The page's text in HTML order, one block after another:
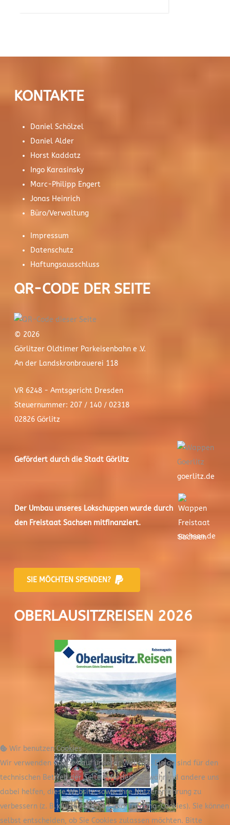
KONTAKTE
Daniel Schölzel
Daniel Alder
Horst Kaddatz
Ingo Karasinsky
Marc-Philipp Engert
Jonas Heinrich
Büro/Verwaltung
Impressum
Datenschutz
Haftungsausschluss
QR-CODE DER SEITE
© 2026
Görlitzer Oldtimer Parkeisenbahn e .V.
An der Landskronbrauerei 118
VR 6248 - Amtsgericht Dresden
Steuernummer: 207 / 140 / 02318
02826 Görlitz
Gefördert durch die Stadt Görlitz
goerlitz.de
Der Umbau unseres Lokschuppen wurde durch
den Freistaat Sachsen mitfinanziert.
sachsen.de
SIE MÖCHTEN SPENDEN?
OBERLAUSITZREISEN 2026
Wir benutzen Cookies
Wir verwenden Cookies auf unserer Website. Einige sind für den
technischen Betrieb der Seite erforderlich, während andere uns
dabei helfen, diese Website sowie Ihre Nutzererfahrung zu
verbessern (z. B. durch Analyse- und Tracking-Cookies). Sie können
selbst entscheiden, ob Sie Cookies zulassen möchten. Bitte